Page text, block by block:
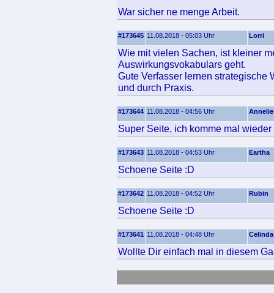
War sicher ne menge Arbeit.
#173645 11.08.2018 - 05:03 Uhr Lorri
Wie mit vielen Sachen, ist kleiner
Auswirkungsvokabulars geht.
Gute Verfasser lernen strategische
und durch Praxis.
#173644 11.08.2018 - 04:56 Uhr
Super Seite, ich komme mal wieder
#173643 11.08.2018 - 04:53 Uhr Eartha
Schoene Seite :D
#173642 11.08.2018 - 04:52 Uhr Rubin
Schoene Seite :D
#173641 11.08.2018 - 04:48 Uhr Celinda
Wollte Dir einfach mal in diesem